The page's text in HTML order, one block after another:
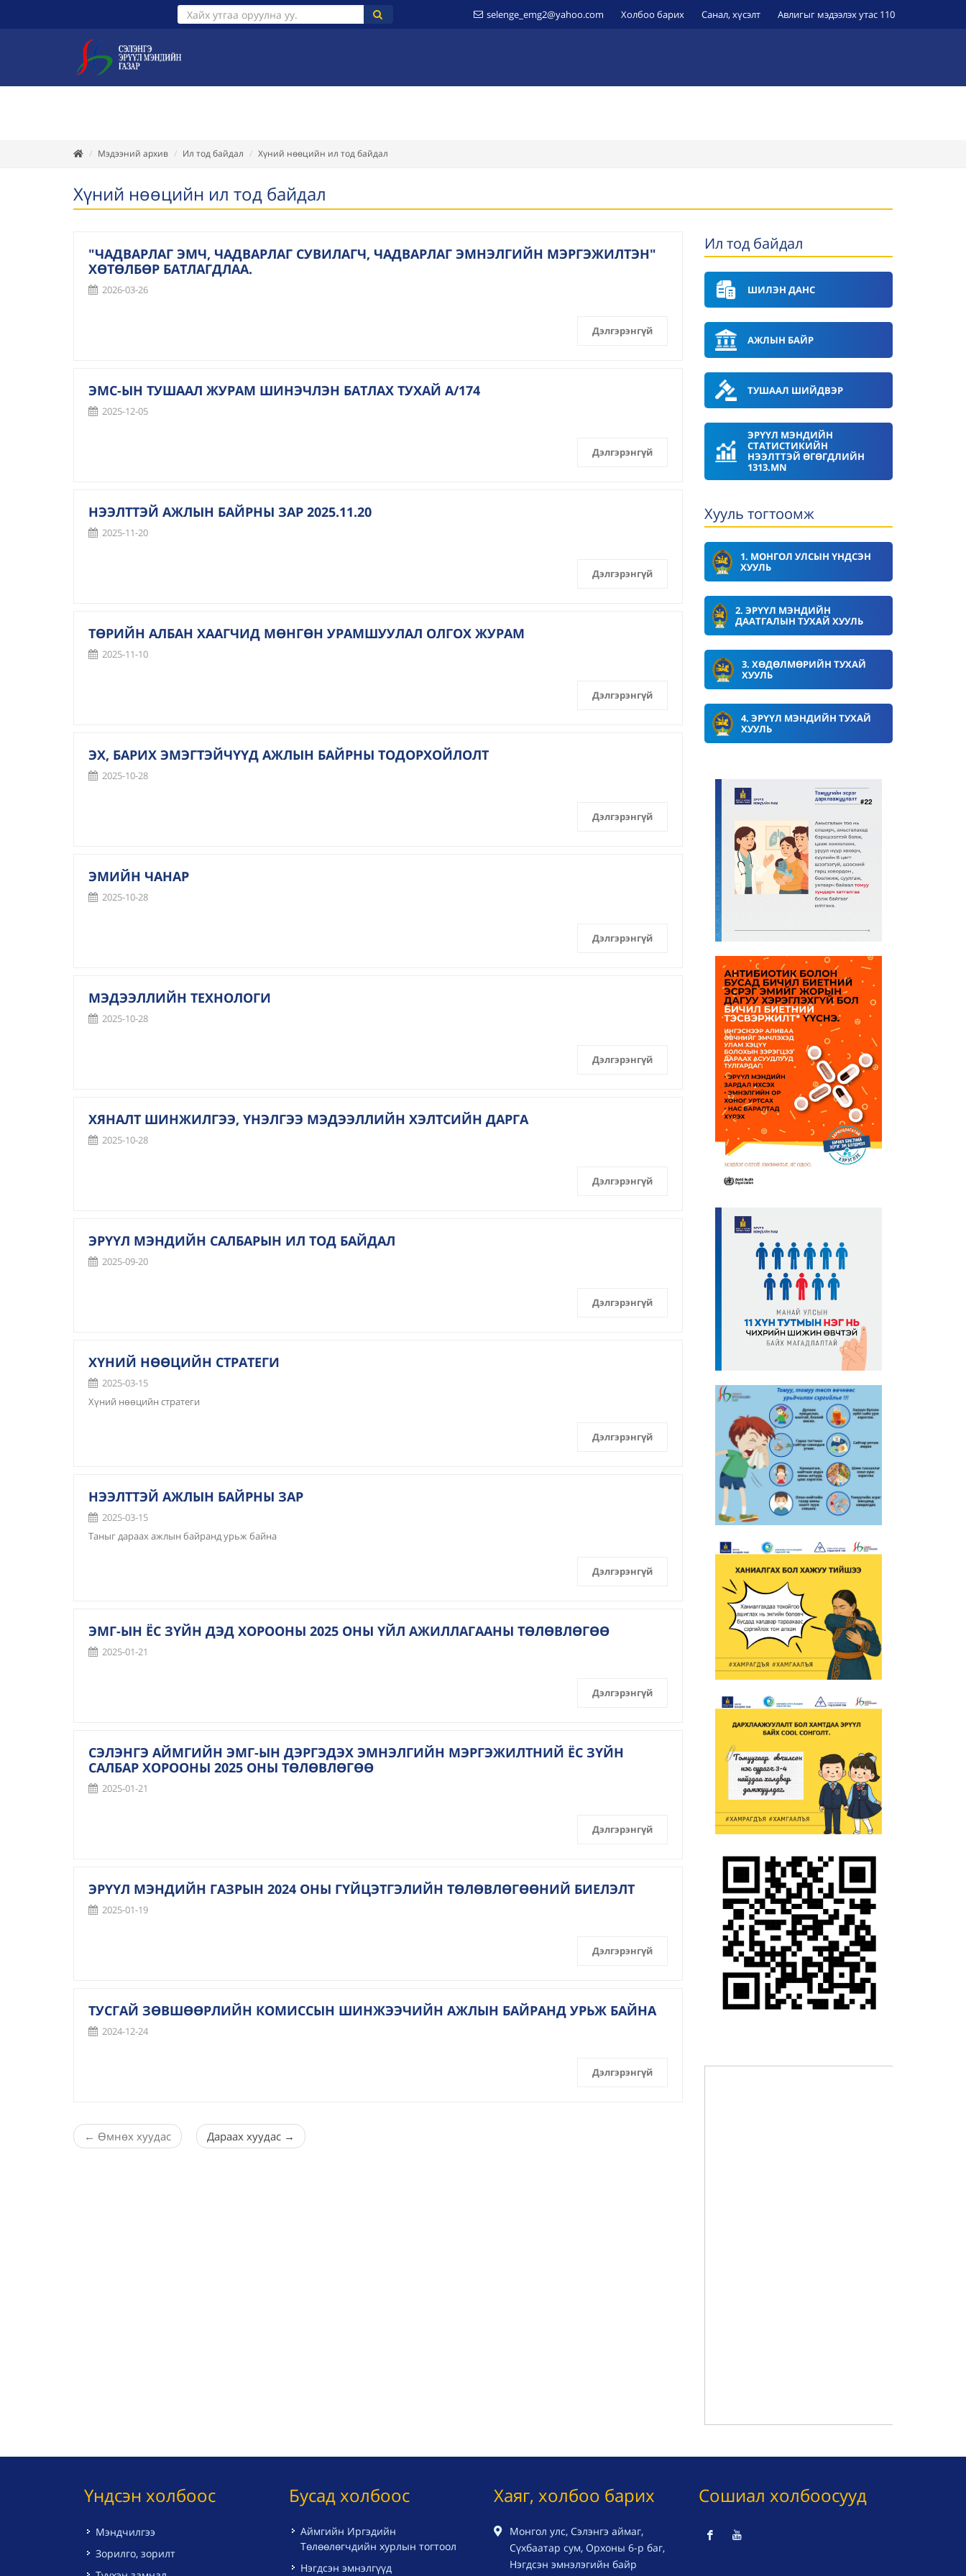
selenge_emg2@yahoo.com Холбоо барих Санал, хүсэлт Авлигыг мэдээлэх утас 110
Мэдээний архив Ил тод байдал Хүний нөөцийн ил тод байдал
Хүний нөөцийн ил тод байдал
"ЧАДВАРЛАГ ЭМЧ, ЧАДВАРЛАГ СУВИЛАГЧ, ЧАДВАРЛАГ ЭМНЭЛГИЙН МЭРГЭЖИЛТЭН"
ХӨТӨЛБӨР БАТЛАГДЛАА.
2026-03-26
Дэлгэрэнгүй
ЭМС-ЫН ТУШААЛ ЖУРАМ ШИНЭЧЛЭН БАТЛАХ ТУХАЙ А/174
2025-12-05
Дэлгэрэнгүй
НЭЭЛТТЭЙ АЖЛЫН БАЙРНЫ ЗАР 2025.11.20
2025-11-20
Дэлгэрэнгүй
ТӨРИЙН АЛБАН ХААГЧИД МӨНГӨН УРАМШУУЛАЛ ОЛГОХ ЖУРАМ
2025-11-10
Дэлгэрэнгүй
ЭХ, БАРИХ ЭМЭГТЭЙЧҮҮД АЖЛЫН БАЙРНЫ ТОДОРХОЙЛОЛТ
2025-10-28
Дэлгэрэнгүй
ЭМИЙН ЧАНАР
2025-10-28
Дэлгэрэнгүй
МЭДЭЭЛЛИЙН ТЕХНОЛОГИ
2025-10-28
Дэлгэрэнгүй
ХЯНАЛТ ШИНЖИЛГЭЭ, ҮНЭЛГЭЭ МЭДЭЭЛЛИЙН ХЭЛТСИЙН ДАРГА
2025-10-28
Дэлгэрэнгүй
ЭРҮҮЛ МЭНДИЙН САЛБАРЫН ИЛ ТОД БАЙДАЛ
2025-09-20
Дэлгэрэнгүй
ХҮНИЙ НӨӨЦИЙН СТРАТЕГИ
2025-03-15
Хүний нөөцийн стратеги
Дэлгэрэнгүй
НЭЭЛТТЭЙ АЖЛЫН БАЙРНЫ ЗАР
2025-03-15
Таныг дараах ажлын байранд урьж байна
Дэлгэрэнгүй
ЭМГ-ЫН ЁС ЗҮЙН ДЭД ХОРООНЫ 2025 ОНЫ ҮЙЛ АЖИЛЛАГААНЫ ТӨЛӨВЛӨГӨӨ
2025-01-21
Дэлгэрэнгүй
СЭЛЭНГЭ АЙМГИЙН ЭМГ-ЫН ДЭРГЭДЭХ ЭМНЭЛГИЙН МЭРГЭЖИЛТНИЙ ЁС ЗҮЙН
САЛБАР ХОРООНЫ 2025 ОНЫ ТӨЛӨВЛӨГӨӨ
2025-01-21
Дэлгэрэнгүй
ЭРҮҮЛ МЭНДИЙН ГАЗРЫН 2024 ОНЫ ГҮЙЦЭТГЭЛИЙН ТӨЛӨВЛӨГӨӨНИЙ БИЕЛЭЛТ
2025-01-19
Дэлгэрэнгүй
ТУСГАЙ ЗӨВШӨӨРЛИЙН КОМИССЫН ШИНЖЭЭЧИЙН АЖЛЫН БАЙРАНД УРЬЖ БАЙНА
2024-12-24
Дэлгэрэнгүй
← Өмнөх хуудас Дараах хуудас →
Ил тод байдал
ШИЛЭН ДАНС
АЖЛЫН БАЙР
ТУШААЛ ШИЙДВЭР
ЭРҮҮЛ МЭНДИЙН
СТАТИСТИКИЙН
НЭЭЛТТЭЙ ӨГӨГДЛИЙН
1313.MN
Хууль тогтоомж
1. МОНГОЛ УЛСЫН ҮНДСЭН
ХУУЛЬ
2. ЭРҮҮЛ МЭНДИЙН
ДААТГАЛЫН ТУХАЙ ХУУЛЬ
3. ХӨДӨЛМӨРИЙН ТУХАЙ
ХУУЛЬ
4. ЭРҮҮЛ МЭНДИЙН ТУХАЙ
ХУУЛЬ
Үндсэн холбоос
Мэндчилгээ
Зорилго, зорилт
Бусад холбоос
Аймгийн Иргэдийн
Төлөөлөгчдийн хурлын тогтоол
Нэгдсэн эмнэлгүүд
Хаяг, холбоо барих
Монгол улс, Сэлэнгэ аймаг,
Сүхбаатар сум, Орхоны 6-р баг,
Нэгдсэн эмнэлэгийн байр
Сошиал холбоосууд